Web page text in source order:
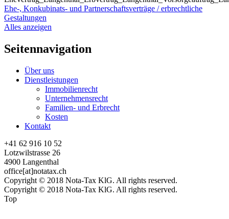
Ehe-, Konkubinats- und Partnerschaftsverträge / erbrechtliche
Gestaltungen
Alles anzeigen
Seitennavigation
Über uns
Dienstleistungen
Immobilienrecht
Unternehmensrecht
Familien- und Erbrecht
Kosten
Kontakt
+41 62 916 10 52
Lotzwilstrasse 26
4900 Langenthal
office[at]notatax.ch
Copyright © 2018 Nota-Tax KlG. All rights reserved.
Copyright © 2018 Nota-Tax KlG. All rights reserved.
Top